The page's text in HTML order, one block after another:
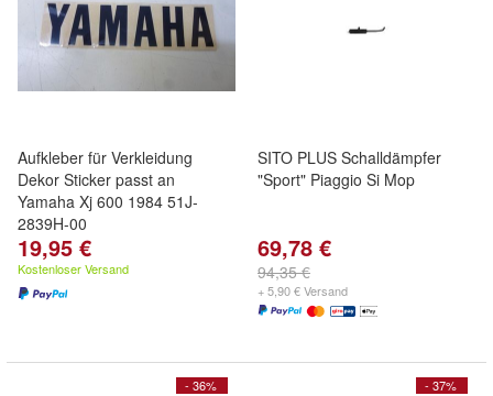
Aufkleber für Verkleidung
Dekor Sticker passt an
Yamaha Xj 600 1984 51J-
2839H-00
19,95 €
Kostenloser Versand
SITO PLUS Schalldämpfer
"Sport" Piaggio Si Mop
69,78 €
94,35 €
+ 5,90 € Versand
- 36% - 37%